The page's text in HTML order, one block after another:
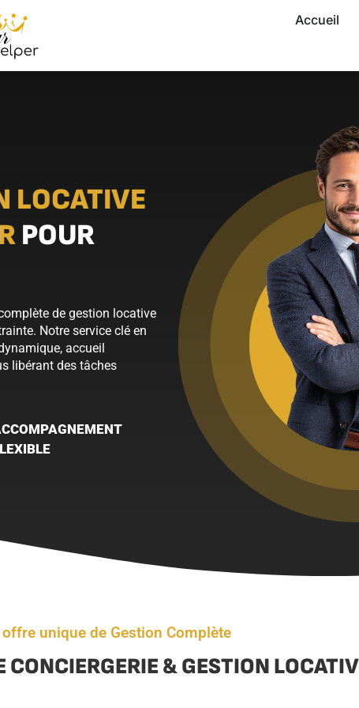
Accueil
LOCATIVE
POUR
de gestion locative
Notre service clé en
accueil
libérant des tâches
offre unique de Gestion Complète
CONCIERGERIE & GESTION